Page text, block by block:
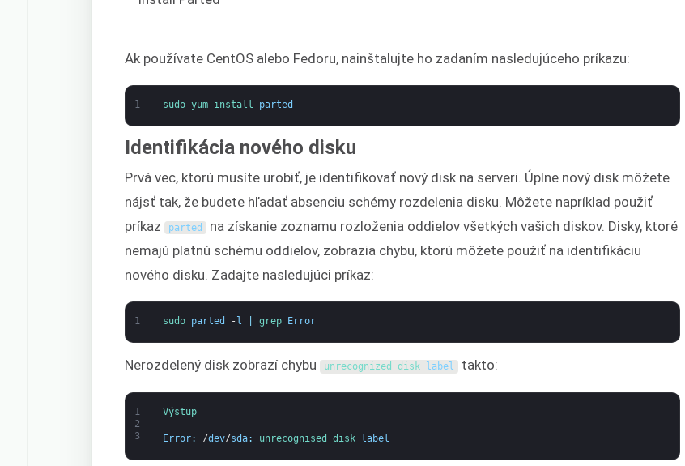
Ak používate CentOS alebo Fedoru, nainštalujte ho zadaním nasledujúceho príkazu:
1 sudo yum install parted
Identifikácia nového disku
Prvá vec, ktorú musíte urobiť, je identifikovať nový disk na serveri. Úplne nový disk môžete
nájsť tak, že budete hľadať absenciu schémy rozdelenia disku. Môžete napríklad použiť
príkaz parted na získanie zoznamu rozloženia oddielov všetkých vašich diskov. Disky, ktoré
nemajú platnú schému oddielov, zobrazia chybu, ktorú môžete použiť na identifikáciu
nového disku. Zadajte nasledujúci príkaz:
1 sudo parted - l grep Error
Nerozdelený disk zobrazí chybu unrecognized disk label takto:
1
2
3
Výstup
Error: /dev/sda: unrecognised disk label